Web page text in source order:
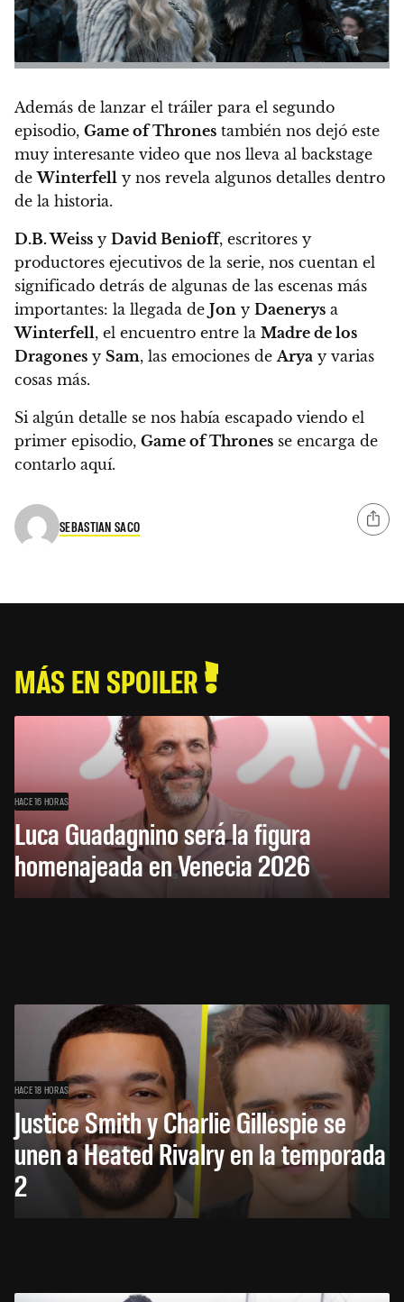
Además de lanzar el tráiler para el segundo
episodio, Game of Thrones también nos dejó este
muy interesante video que nos lleva al backstage
deWinterfell y nos revela algunos detalles dentro
de la historia.
D.B. Weiss y David Benioff, escritores y
productores ejecutivos de la serie, nos cuentan el
significado detrás de algunas de las escenas más
importantes: la llegada de Jon y Daenerys a
Winterfell, el encuentro entre la Madre de los
Dragones y Sam, las emociones deArya y varias
cosas más.
Si algún detalle se nos había escapado viendo el
primer episodio, Game of Thrones se encarga de
contarlo aquí.
SEBASTIAN SACO
MÁS EN SPOILER
HACE 16 HORAS
Luca Guadagnino será la figura
homenajeada en Venecia 2026
HACE 18 HORAS
Justice Smith y Charlie Gillespie se
unen a Heated Rivalry en la temporada
2